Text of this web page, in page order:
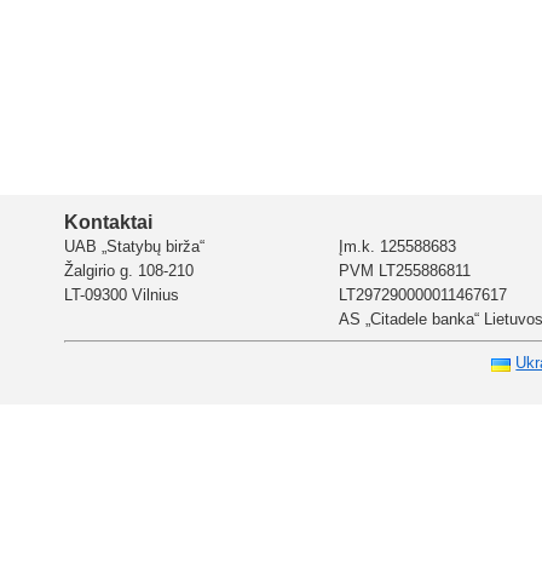
Kontaktai
UAB „Statybų birža“
Žalgirio g. 108-210
LT-09300 Vilnius
Įm.k. 125588683
PVM LT255886811
LT297290000011467617
AS „Citadele banka“